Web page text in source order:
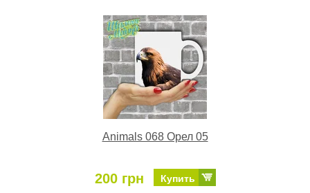
Animals 068 Орел 05
200 грн Купить